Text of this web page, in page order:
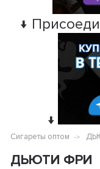
↓
↓
Сигареты оптом
ДЬЮТИ ФРИ